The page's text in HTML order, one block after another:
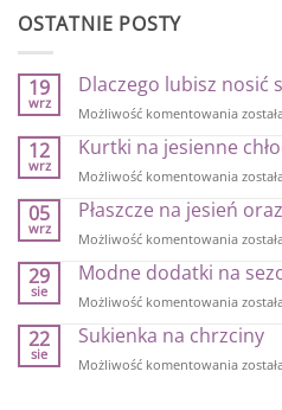
OSTATNIE POSTY
19
wrz
Dlaczego lubisz nosić
Możliwość komentowania
nosić
12
wrz
Kurtki na jesienne
Możliwość komentowania Kurtki
chłody
05
wrz
Płaszcze na jesień
Możliwość komentowania
jesień
oraz
2019/
29
sie
Modne dodatki na
Możliwość komentowania
na
sezon
22
sie
Sukienka na chrzciny
Możliwość komentowania